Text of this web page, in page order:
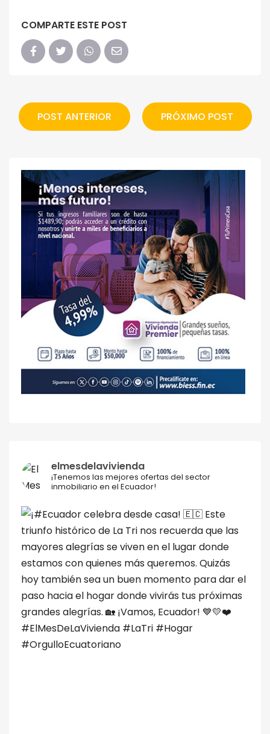
COMPARTE ESTE POST
POST ANTERIOR PRÓXIMO POST
elmesdelavivienda
¡Tenemos las mejores ofertas del sector
inmobiliario en el Ecuador!